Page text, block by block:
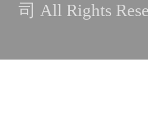
司 All Rights